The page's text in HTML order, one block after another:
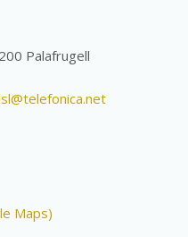
Palafrugell
Maps)